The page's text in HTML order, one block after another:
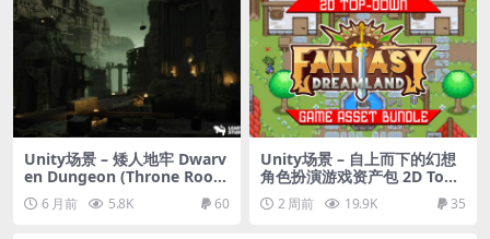
Unity场景 – 矮人地牢 Dwarv
en Dungeon (Throne Roo
m)6 月前 5.8K 60
Unity场景 – 自上而下的幻想
角色扮演游戏资产包 2D TopD
own Tilesets Fantasy Drea
mland
2 周前 19.9K 35